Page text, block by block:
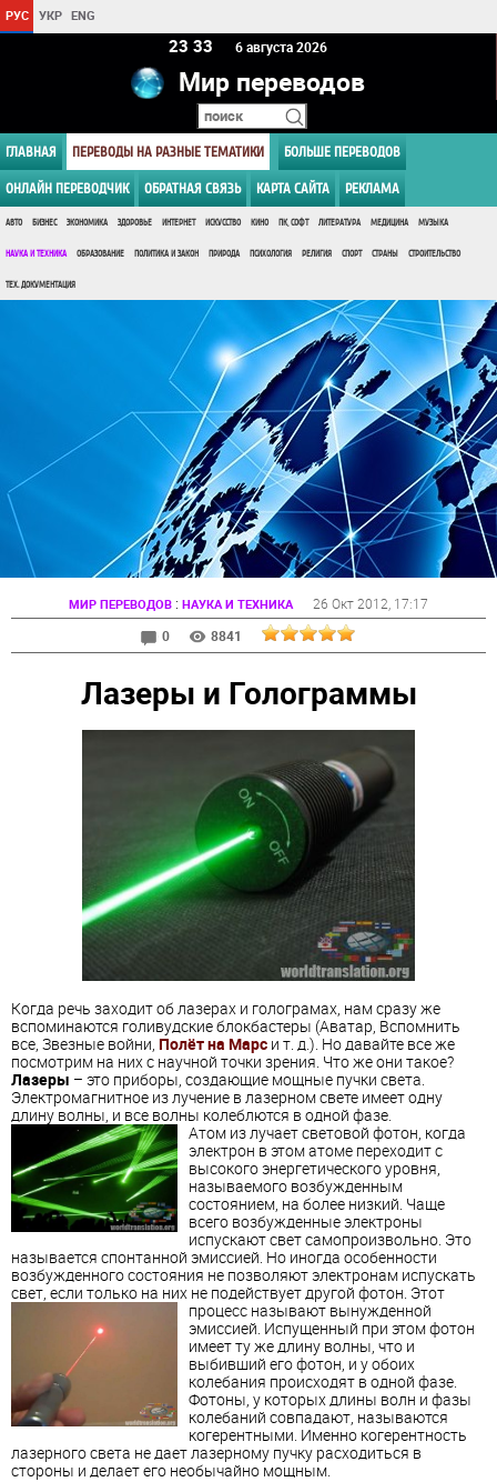
РУС УКР ENG
23:33 6 августа 2026
Мир переводов
ГЛАВНАЯ ПЕРЕВОДЫ НА РАЗНЫЕ ТЕМАТИКИ БОЛЬШЕ ПЕРЕВОДОВ
ОНЛАЙН ПЕРЕВОДЧИК ОБРАТНАЯ СВЯЗЬ КАРТА САЙТА РЕКЛАМА
АВТО БИЗНЕС ЭКОНОМИКА ЗДОРОВЬЕ ИНТЕРНЕТ ИСКУССТВО КИНО ПК, СОФТ ЛИТЕРАТУРА МЕДИЦИНА МУЗЫКА
НАУКА И ТЕХНИКА ОБРАЗОВАНИЕ ПОЛИТИКА И ЗАКОН ПРИРОДА ПСИХОЛОГИЯ РЕЛИГИЯ СПОРТ СТРАНЫ СТРОИТЕЛЬСТВО
ТЕХ. ДОКУМЕНТАЦИЯ
МИР ПЕРЕВОДОВ : НАУКА И ТЕХНИКА 26 Окт 2012 , 17:17
0
8841
Лазеры и Голограммы
Когда речь заходит об лазерах и голограмах, нам сразу же
вспоминаются голивудские блокбастеры (Аватар, Вспомнить
все, Звезные войни, Полёт на Марс и т. д.). Но давайте все же
посмотрим на них с научной точки зрения. Что же они такое?
Лазеры – это приборы, создающие мощные пучки света.
Электромагнитное из лучение в лазерном свете имеет одну
длину волны, и все волны колеблются в одной фазе.
Атом из лучает световой фотон, когда
электрон в этом атоме переходит с
высокого энергетического уровня,
называемого возбужденным
состоянием, на более низкий. Чаще
всего возбужденные электроны
испускают свет самопроизвольно. Это
называется спонтанной эмиссией. Но иногда особенности
возбужденного состояния не позволяют электронам испускать
свет, если только на них не подействует другой фотон. Этот
процесс называют вынужденной
эмиссией. Испущенный при этом фотон
имеет ту же длину волны, что и
выбивший его фотон, и у обоих
колебания происходят в одной фазе.
Фотоны, у которых длины волн и фазы
колебаний совпадают, называются
когерентными. Именно когерентность
лазерного света не дает лазерному пучку расходиться в
стороны и делает его необычайно мощным.